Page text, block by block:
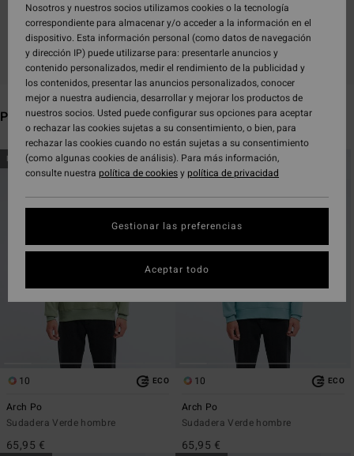
Mantén el contacto, pronto los productos
estarán disponibles
Puede que también te gusten
Saltar
a
a
NOVEDAD
10 ECO
Arch Po
Sudadera Verde hombre
65,95 €
NOVEDAD
10 ECO
Arch Po
Sudadera Verde hombre
65,95 €
Nosotros y nuestros socios utilizamos cookies o la tecnología
correspondiente para almacenar y/o acceder a la información en el
dispositivo. Esta información personal (como datos de navegación
y dirección IP) puede utilizarse para: presentarle anuncios y
contenido personalizados, medir el rendimiento de la publicidad y
los contenidos, presentar las anuncios personalizados, conocer
mejor a nuestra audiencia, desarrollar y mejorar los productos de
nuestros socios. Usted puede configurar sus opciones para aceptar
o rechazar las cookies sujetas a su consentimiento, o bien, para
rechazar las cookies cuando no están sujetas a su consentimiento
(como algunas cookies de análisis). Para más información,
consulte nuestra política de cookiesypolítica de privacidad
Gestionar las preferencias
Aceptar todo